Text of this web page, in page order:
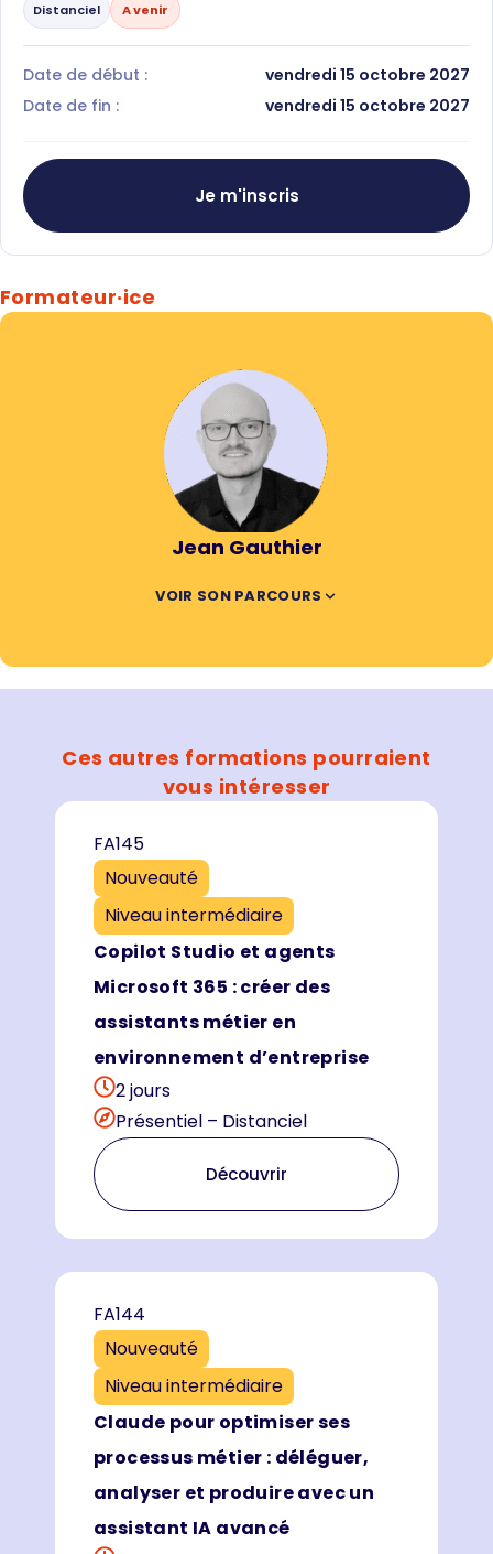
Distanciel A venir
Date de début :
vendredi 15 octobre 2027
Date de fin :
vendredi 15 octobre 2027
Je m'inscris
Formateur·ice
Jean Gauthier
VOIR SON PARCOURS
Ces autres formations pourraient
vous intéresser
FA145
Nouveauté
Niveau intermédiaire
Copilot Studio et agents
Microsoft 365 : créer des
assistants métier en
environnement d’entreprise
2 jours
Présentiel – Distanciel
Découvrir
FA144
Nouveauté
Niveau intermédiaire
Claude pour optimiser ses
processus métier : déléguer,
analyser et produire avec un
assistant IA avancé